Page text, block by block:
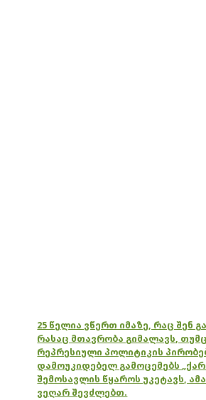
25 წელია ვწერთ იმაზე, რაც შენ
რასაც მთავრობა გიმალავს,
რეპრესიული პოლიტიკის
დამოუკიდებელ გამოცემებს
შემოსავლის წყაროს უკეტავს,
ვეღარ შევძლებთ.